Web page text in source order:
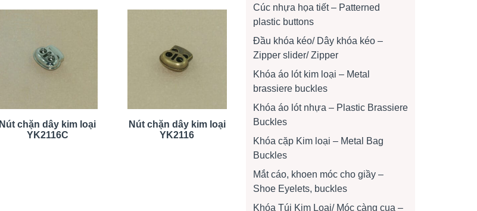
Nút chặn dây kim loại
YK2116C
Nút chặn dây kim loại
YK2116
Cúc nhựa họa tiết – Patterned
plastic buttons
Đầu khóa kéo/ Dây khóa kéo –
Zipper slider/ Zipper
Khóa áo lót kim loại – Metal
brassiere buckles
Khóa áo lót nhựa – Plastic Brassiere
Buckles
Khóa cặp Kim loại – Metal Bag
Buckles
Mắt cáo, khoen móc cho giầy –
Shoe Eyelets, buckles
Khóa Túi Kim Loại/ Móc càng cua –